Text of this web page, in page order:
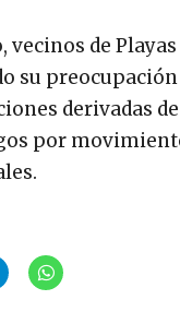
vecinos de
su
derivadas
por